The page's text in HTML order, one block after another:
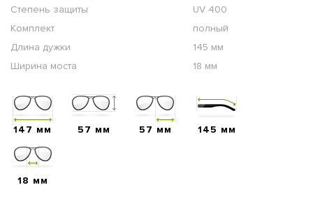
Степень защиты
UV 400
Комплект
полный
Длина дужки
145 мм
Ширина моста
18 мм
147 мм 57 мм 57 мм 145 мм
18 мм